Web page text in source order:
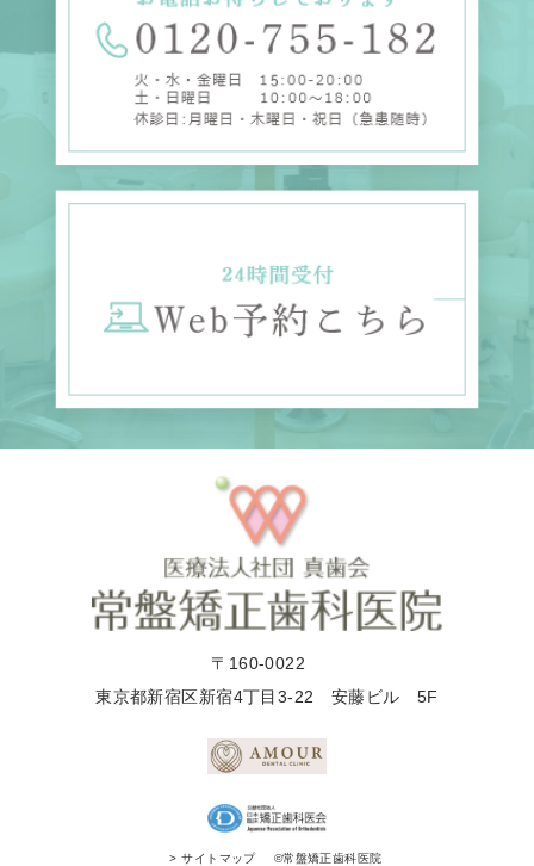
〒160-0022
東京都新宿区新宿4丁目3-22 安藤ビル 5F
> サイトマップ ©常盤矯正歯科医院